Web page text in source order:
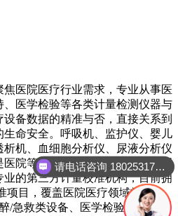
医院医疗行业需求，专业从事医
医学检验等各类计量检测仪器与
备数据的精准与否，直接关系到
命安全。呼吸机、监护仪、婴儿
析机、血细胞分析仪、尿液分析仪
院等级评审、医疗设备质控管理
的第三方计量校准机构，目前拥
项目，覆盖医院医疗领域常见的
/急救类设备、医学检验类设备、
请电话咨询 18025317212